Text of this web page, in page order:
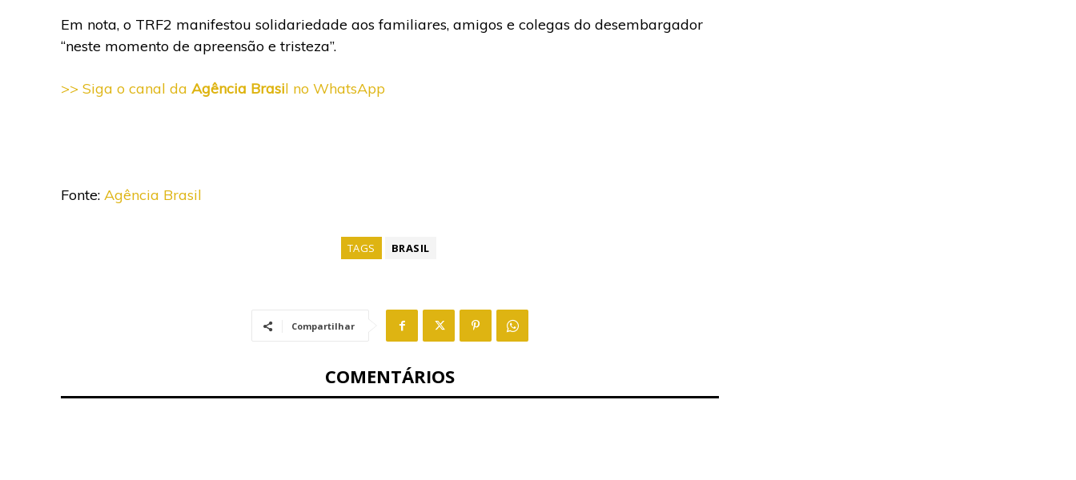
Em nota, o TRF2 manifestou solidariedade aos familiares, amigos e colegas do desembargador
“neste momento de apreensão e tristeza”.
>> Siga o canal da Agência Brasil no WhatsApp
Fonte: Agência Brasil
TAGS BRASIL
Compartilhar
COMENTÁRIOS